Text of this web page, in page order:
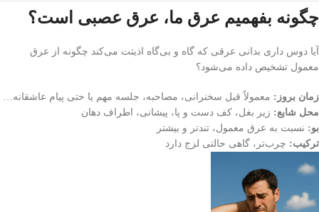
چگونه بفهمیم عرق ما، عرق عصبی است؟
آیا دوس داری بدانی عرقی که گاه و بی‌گاه اذیتت می‌کند چگونه از عرق
معمول تشخیص داده می‌شود؟
زمان بروز: معمولاً قبل سخنرانی، مصاحبه، جلسه مهم یا حتی پیام عاشقانه…
محل شایع: زیر بغل، کف دست و پا، پیشانی، اطراف دهان
بو: نسبت به عرق معمول، تندتر و بیشتر
ترکیب: چرب‌تر، گاهی حالتی لزج دارد